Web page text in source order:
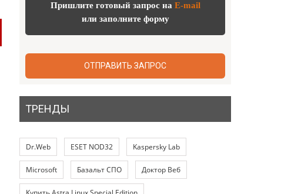
Пришлите готовый запрос на E-mail
или заполните форму
ОТПРАВИТЬ ЗАПРОС
ТРЕНДЫ
Dr.Web ESET NOD32 Kaspersky Lab
Microsoft Базальт СПО Доктор Веб